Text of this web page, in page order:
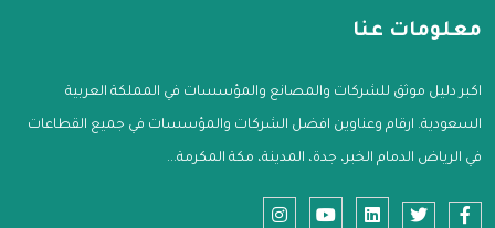
معلومات عنا
اكبر دليل موثق للشركات والمصانع والمؤسسات في المملكة العربية
السعودية. ارقام وعناوين افضل الشركات والمؤسسات في جميع القطاعات
في الرياض الدمام الخبر، جدة، المدينة، مكة المكرمة...